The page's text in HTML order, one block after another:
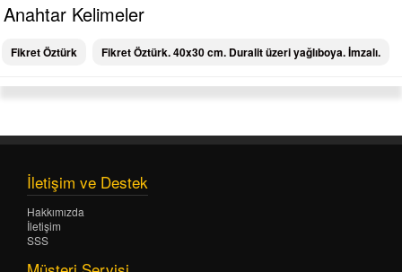
Anahtar Kelimeler
Fikret Öztürk Fikret Öztürk. 40x30 cm. Duralit üzeri yağlıboya. İmzalı.
İletişim ve Destek
Hakkımızda
İletişim
SSS